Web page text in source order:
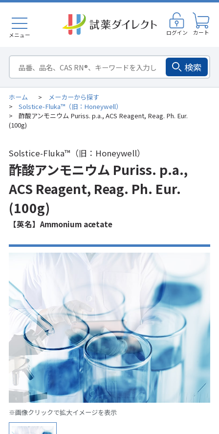
メニュー ログイン カート
検索
ホーム > メーカーから探す
> Solstice-Fluka™（旧：Honeywell）
>
酢酸アンモニウム Puriss. p.a., ACS Reagent, Reag. Ph. Eur.
(100g)
Solstice-Fluka™（旧：Honeywell）
酢酸アンモニウム Puriss. p.a.,
ACS Reagent, Reag. Ph. Eur.
(100g)
【英名】Ammonium acetate
※画像クリックで拡大イメージを表示